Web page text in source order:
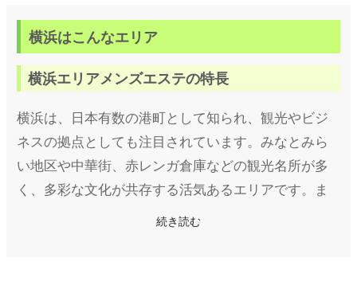
横浜はこんなエリア
横浜エリアメンズエステの特長
横浜は、日本有数の港町として知られ、観光やビジ
ネスの拠点としても注目されています。みなとみら
い地区や中華街、赤レンガ倉庫などの観光名所が多
く、多彩な文化が共存する活気あるエリアです。ま
た、交通の便が非常に良く、JR線や私鉄、地下鉄が
続き読む